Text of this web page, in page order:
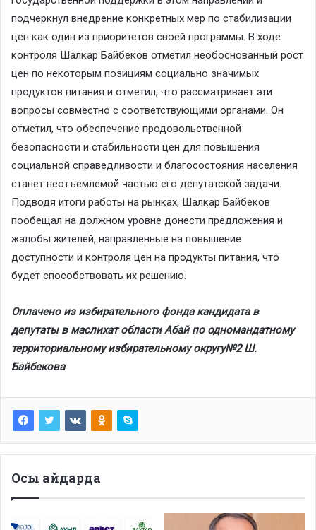
подчеркнул внедрение конкретных мер по стабилизации
цен как один из приоритетов своей программы. В ходе
контроля Шалкар Байбеков отметил необоснованный рост
цен по некоторым позициям социально значимых
продуктов питания и отметил, что рассматривает эти
вопросы совместно с соответствующими органами. Он
отметил, что обеспечение продовольственной
безопасности и стабильности цен для повышения
социальной справедливости и благосостояния населения
станет неотъемлемой частью его депутатской задачи.
Подводя итоги работы на рынках, Шалкар Байбеков
пообещал на должном уровне донести предложения и
жалобы жителей, направленные на повышение
доступности и контроля цен на продукты питания, что
будет способствовать их решению.
Оплачено из избирательного фонда кандидата в
депутаты в маслихат области Абай по одномандатному
территориальному избирательному округу№2 Ш.
Байбекова
Осы айдарда